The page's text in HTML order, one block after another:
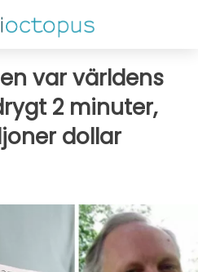
var världens
2 minuter,
dollar